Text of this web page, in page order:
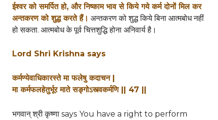
ईश्वर को समर्पित हो, और निष्काम भाव से किये गये कर्म दोनों मिल कर
अन्तकरण को शुद्ध करते हैं। अन्तकरण को शुद्ध किये बिना आत्मबोध नहीं
हो सकता. आत्मबोध के पूर्व चित्तशुद्धि होना अनिवार्य है।
Lord Shri Krishna says
कर्मण्येवाधिकारस्ते मा फलेषु कदाचन |
मा कर्मफलहेतुर्भूर माते सङ्गोऽस्त्वकर्मणि || 47 ||
भगवान् श्री कृष्णा says You have a right to perform